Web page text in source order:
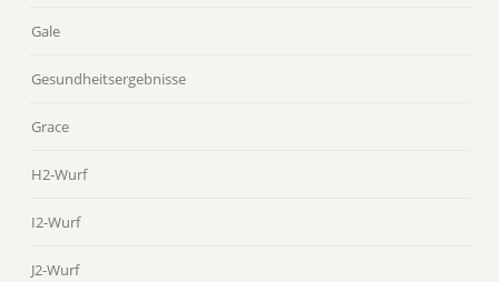
Gale
Gesundheitsergebnisse
Grace
H2-Wurf
I2-Wurf
J2-Wurf